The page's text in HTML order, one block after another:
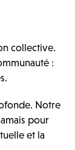
collective.
:
Notre
pour
et la